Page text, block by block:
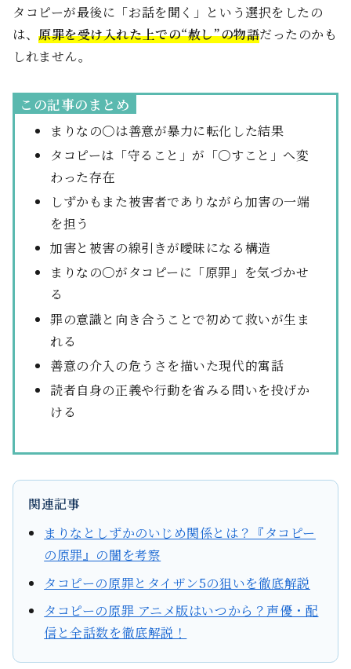
タコピーが最後に「お話を聞く」という選択をしたの
は、原罪を受け入れた上での“赦し”の物語だったのかも
しれません。
この記事のまとめ
まりなの〇は善意が暴力に転化した結果
タコピーは「守ること」が「〇すこと」へ変
わった存在
しずかもまた被害者でありながら加害の一端
を担う
加害と被害の線引きが曖昧になる構造
まりなの〇がタコピーに「原罪」を気づかせ
る
罪の意識と向き合うことで初めて救いが生ま
れる
善意の介入の危うさを描いた現代的寓話
読者自身の正義や行動を省みる問いを投げか
ける
関連記事
まりなとしずかのいじめ関係とは？『タコピー
の原罪』の闇を考察
タコピーの原罪とタイザン5の狙いを徹底解説
タコピーの原罪 アニメ版はいつから？声優・配
信と全話数を徹底解説！